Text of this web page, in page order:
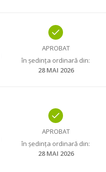
APROBAT
în ședința ordinară din:
28 MAI 2026
APROBAT
în ședința ordinară din:
28 MAI 2026